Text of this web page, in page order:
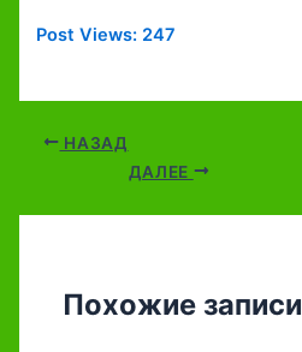
Post Views: 247
НАЗАД
ДАЛЕЕ
Похожие записи